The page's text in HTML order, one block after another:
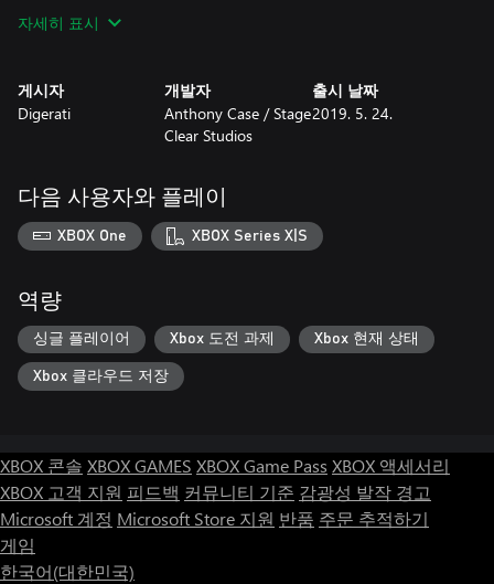
자세히 표시
게시자
Digerati
개발자
Anthony Case / Stage
Clear Studios
출시 날짜
2019. 5. 24.
다음 사용자와 플레이
XBOX One XBOX Series X|S
역량
싱글 플레이어 Xbox 도전 과제 Xbox 현재 상태
Xbox 클라우드 저장
XBOX 콘솔 XBOX GAMES XBOX Game Pass XBOX 액세서리
XBOX 고객 지원 피드백 커뮤니티 기준 감광성 발작 경고
Microsoft 계정 Microsoft Store 지원 반품 주문 추적하기
게임
한국어(대한민국)